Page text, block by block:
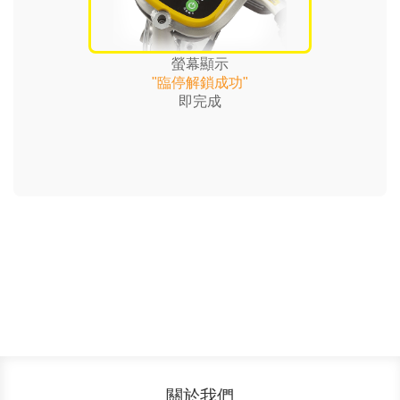
螢幕顯示
"臨停解鎖成功"
即完成
關於我們